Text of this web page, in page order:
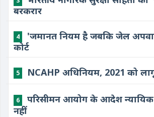
बरकरार
4
'जमानत नियम है जबकि जेल
कोर्ट
5 NCAHP अधिनियम, 2021 को
6
परिसीमन आयोग के आदेश न्यायिक
नहीं